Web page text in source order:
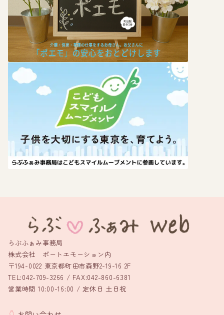
らぶふぁみ事務局
株式会社 ポートエモーション内
〒194-0022 東京都町田市森野2-19-16 2F
TEL:042-709-3266 / FAX:042-860-6381
営業時間 10:00-16:00 / 定休日 土日祝